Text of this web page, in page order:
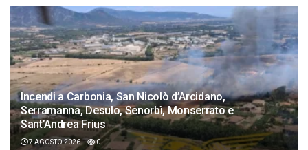
Incendi a Carbonia, San Nicolò d’Arcidano,
Serramanna, Desulo, Senorbì, Monserrato e
Sant’Andrea Frius
7 AGOSTO 2026 0